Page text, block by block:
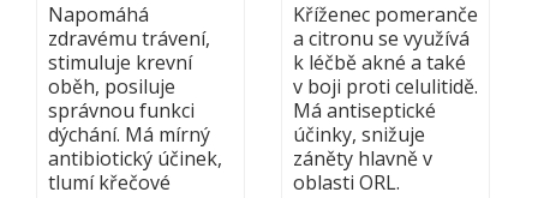
Napomáhá
zdravému trávení,
stimuluje krevní
oběh, posiluje
správnou funkci
dýchání. Má mírný
antibiotický účinek,
tlumí křečové
Kříženec pomeranče
a citronu se využívá
k léčbě akné a také
v boji proti celulitidě.
Má antiseptické
účinky, snižuje
záněty hlavně v
oblasti ORL.